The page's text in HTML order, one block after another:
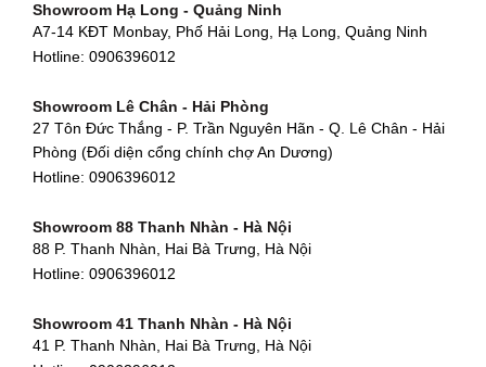
580 Phan Văn Trị, Phường 7, Quận 5, TP HCM
Hotline:0906396012
90 Đ. Cộng Hòa, Phường 4, Tân Bình, TP HCM
Hotline:0906396012
Hotline:0906396012
Showroom Cẩm Lệ - Đà Nẵng
Hotline:0906396012
Showroom Huế
54 Hùng Vương, Phú Hội, Thành phố Huế, Thừa Thiên Huế
Showroom Hà Tĩnh
82 Quang Trung, Thạch Quý, Hà Tĩnh
Showroom Quy Nhơn - Bình Định
Showroom Hạ Long - Quảng Ninh
A7-14 KĐT Monbay, Phố Hải Long, Hạ Long, Quảng Ninh
Hotline: 0906396012
Showroom Lê Chân - Hải Phòng
27 Tôn Đức Thắng - P. Trần Nguyên Hãn - Q. Lê Chân - Hải
Phòng (Đối diện cổng chính chợ An Dương)
Hotline: 0906396012
Showroom 88 Thanh Nhàn - Hà Nội
88 P. Thanh Nhàn, Hai Bà Trưng, Hà Nội
Hotline: 0906396012
Showroom 41 Thanh Nhàn - Hà Nội
41 P. Thanh Nhàn, Hai Bà Trưng, Hà Nội